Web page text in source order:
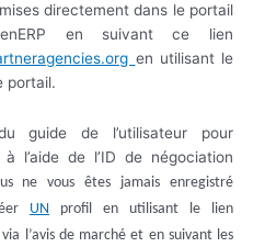
directement dans le portail
en suivant ce lien
en utilisant le
portail.
guide de l’utilisateur pour
à l’aide de l’ID de négociation
ne vous êtes jamais enregistré
UN
profil en utilisant le lien
l’avis de marché et en suivant les